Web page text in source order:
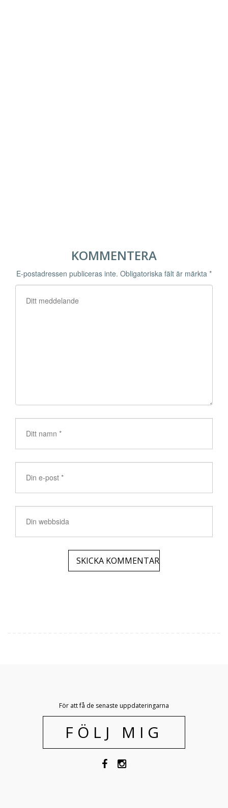
KOMMENTERA
E-postadressen publiceras inte. Obligatoriska fält är märkta *
För att få de senaste uppdateringarna
FÖLJ MIG